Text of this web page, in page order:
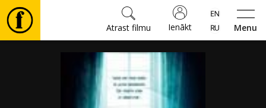
Menu
Ienākt
Atrast filmu